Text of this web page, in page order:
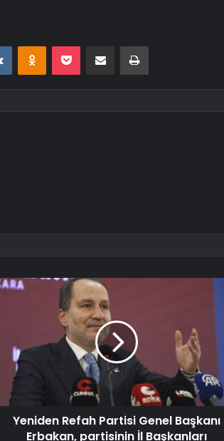
VKontakteOdnoklassniki
Pocket E-Posta ile paylaş Yazdır
Yeniden Refah Partisi Genel Başkanı
Erbakan, partisinin İl Başkanları